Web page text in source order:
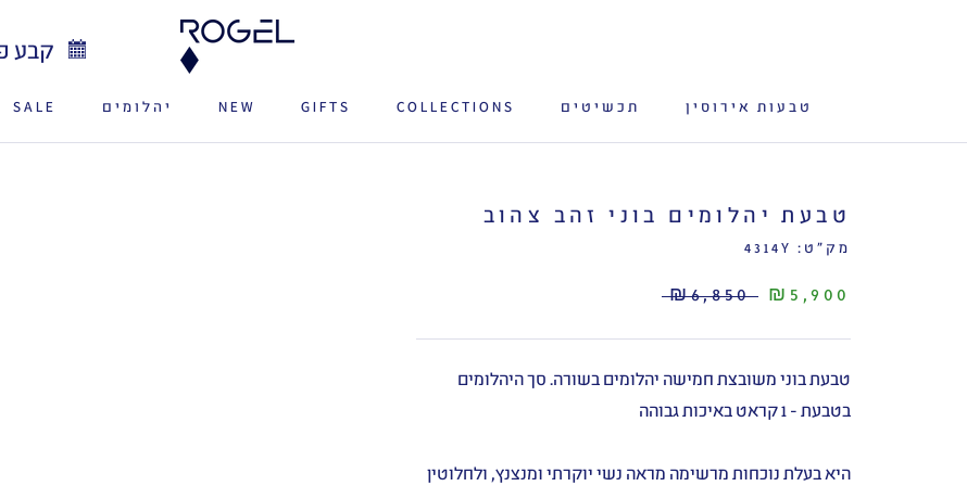
טבעות אירוסין תכשיטים COLLECTIONS
GIFTS
NEW
יהלומים
SALE
קבע
טבעת יהלומים בוני זהב צהוב
מק"ט: 4314Y
₪5,900
₪6,850
טבעת בוני משובצת חמישה יהלומים בשורה. סך היהלומים
בטבעת - 1 קראט באיכות גבוהה
היא בעלת נוכחות מרשימה מראה נשי יוקרתי ומנצנץ, ולחלוטין